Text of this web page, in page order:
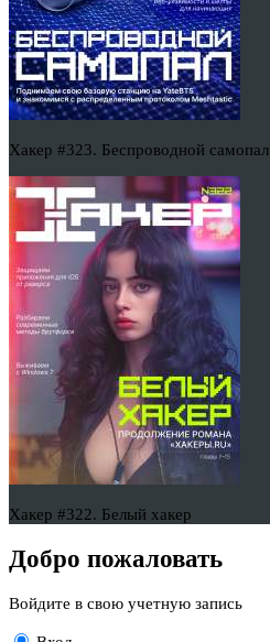
Хакер #323. Беспроводной самопал
Хакер #322. Белый хакер
Добро пожаловать
Войдите в свою учетную запись